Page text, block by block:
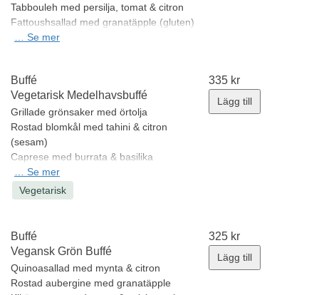
Tabbouleh med persilja, tomat & citron
Fattoushsallad med granatäpple (gluten)
Grillad kyckling shawarma
Libanesiskt bröd & vitlökskräm (
mjölkprotein )
Minsta antal: 10 st
Se mer
Buffé
Vegetarisk Medelhavsbuffé
Grillade grönsaker med örtolja
Rostad blomkål med tahini & citron
(sesam)
Caprese med burrata & basilika
mjölkprotein, laktos
Sallad på belugalinser & örter
Pasta med tomat & mozzarella (
Focaccia & aioli (
Minsta antal: 10 st
Se mer
Vegetarisk
335 kr
Lägg till
Buffé
Vegansk Grön Buffé
Quinoasallad med mynta & citron
Rostad aubergine med granatäpple
325 kr
Lägg till